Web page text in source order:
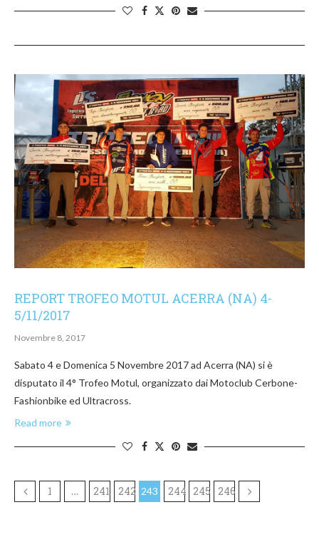
REPORT TROFEO MOTUL ACERRA (NA) 4-
5/11/2017
Novembre 8, 2017
Sabato 4 e Domenica 5 Novembre 2017 ad Acerra (NA) si è
disputato il 4° Trofeo Motul, organizzato dai Motoclub Cerbone-
Fashionbike ed Ultracross.
Read more
1 … 241 242 243 244 245 246